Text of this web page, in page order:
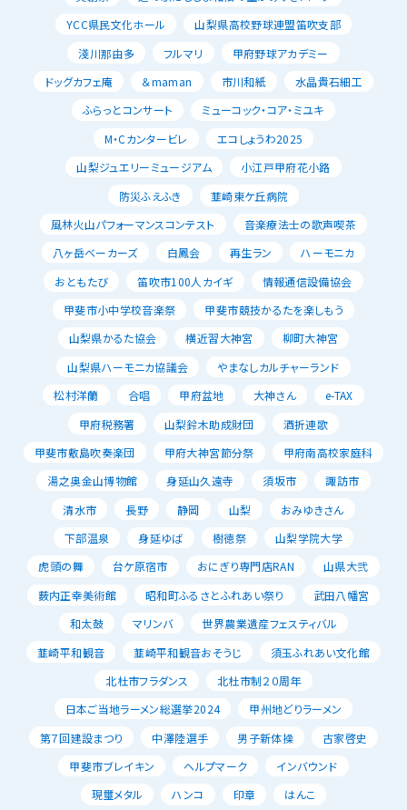
YCC県民文化ホール
山梨県高校野球連盟笛吹支部
淺川那由多
フルマリ
甲府野球アカデミー
ドッグカフェ庵
＆maman 市川和紙
水晶貴石細工
ふらっとコンサート
ミューコック・コア・ミユキ
M・Cカンタービレ
エコしょうわ2025
山梨ジュエリーミュージアム
小江戸甲府花小路
防災ふえふき
韮崎東ケ丘病院
風林火山パフォーマンスコンテスト
音楽療法士の歌声喫茶
八ヶ岳ベーカーズ
白鳳会 再生ラン
ハーモニカ
おともたび
笛吹市100人カイギ
情報通信設備協会
甲斐市小中学校音楽祭
甲斐市競技かるたを楽しもう
山梨県かるた協会
横近習大神宮
柳町大神宮
山梨県ハーモニカ協議会
やまなしカルチャーランド
松村洋蘭
合唱 甲府盆地 大神さん
e-TAX
甲府税務署
山梨鈴木助成財団
酒折連歌
甲斐市敷島吹奏楽団
甲府大神宮節分祭
甲府南高校家庭科
湯之奥金山博物館
身延山久遠寺 須坂市
諏訪市
清水市
長野 静岡 山梨
おみゆきさん
下部温泉
身延ゆば 樹徳祭
山梨学院大学
虎頭の舞
台ケ原宿市 おにぎり専門店RAN
山県大弐
薮内正幸美術館
昭和町ふるさとふれあい祭り
武田八幡宮
和太鼓
マリンバ
世界農業遺産フェスティバル
韮崎平和観音
韮崎平和観音おそうじ
須玉ふれあい文化館
北杜市フラダンス
北杜市制２０周年
日本ご当地ラーメン総選挙2024
甲州地どりラーメン
第７回建設まつり
中澤陸選手 男子新体操
古家啓史
甲斐市ブレイキン
ヘルプマーク
インバウンド
現璽メタル
ハンコ 印章
はんこ